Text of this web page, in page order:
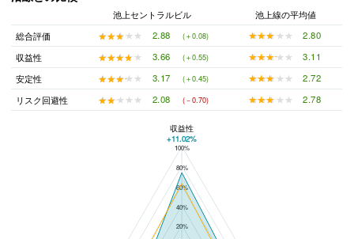
池上セントラルビル
池上線の平均値
総合評価
★★★★★
★★★★★ 2.88 (＋0.08) ★★★★★
★★★★★
2.80
収益性
★★★★★
★★★★★ 3.66 (＋0.55) ★★★★★
★★★★★
3.11
安定性
★★★★★
★★★★★ 3.17 (＋0.45) ★★★★★
★★★★★
2.72
リスク回避性
★★★★★
★★★★★ 2.08 (－0.70) ★★★★★
★★★★★ 2.78
池上セントラルビルと池上線の平均値の総合評価の比較
100%
80%
60%
40%
20%
収益性
+11.02%